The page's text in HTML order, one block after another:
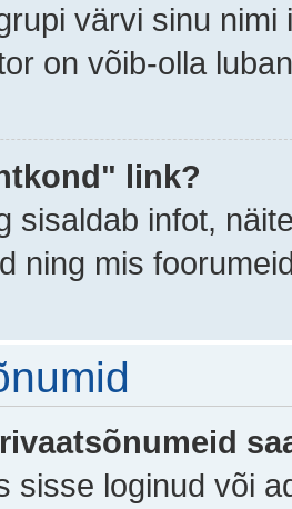
värvi sinu
on võib-olla
link?
sisaldab infot,
ning mis
sisse loginud või